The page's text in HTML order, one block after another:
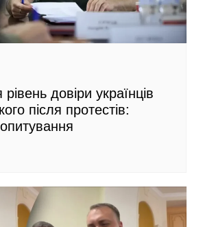
довіри українців
після протестів: